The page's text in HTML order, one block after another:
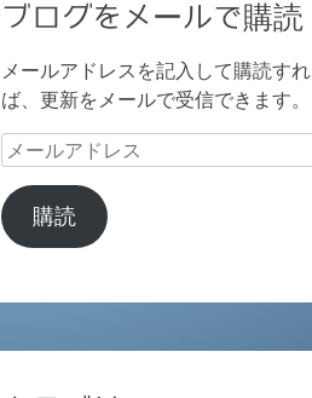
ブログをメールで購読
メールアドレスを記入して購読すれ
ば、更新をメールで受信できます。
メ
ル
ア
購読